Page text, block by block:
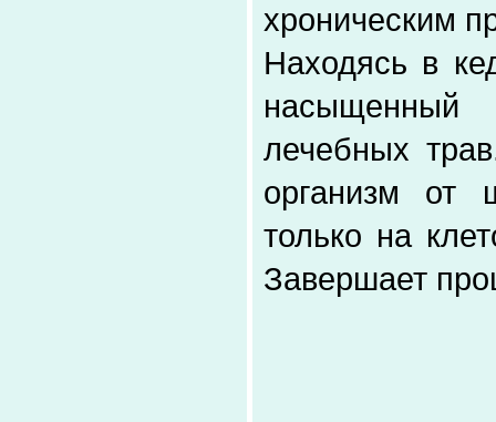
хроническим
Находясь в
лечебных
организм от
только на
Завершает